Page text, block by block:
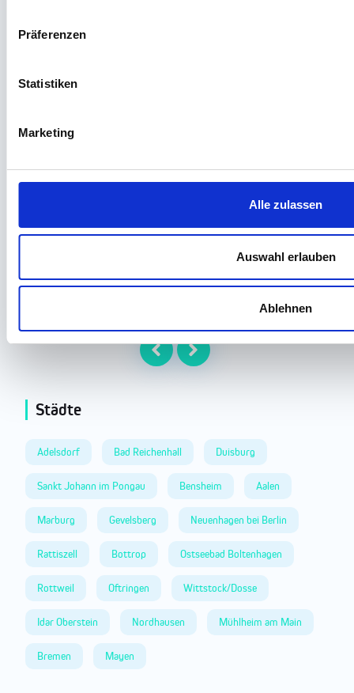
Präferenzen
Statistiken
Marketing
Alle zulassen
Auswahl erlauben
Ablehnen
15.Dec 2024
Arbeitgeber im Bereich Pflege und Pädagogik spannend
Städte
Adelsdorf Bad Reichenhall Duisburg
Sankt Johann im Pongau Bensheim Aalen
Marburg Gevelsberg Neuenhagen bei Berlin
Rattiszell Bottrop Ostseebad Boltenhagen
Rottweil Oftringen Wittstock/Dosse
Idar Oberstein Nordhausen Mühlheim am Main
Bremen Mayen